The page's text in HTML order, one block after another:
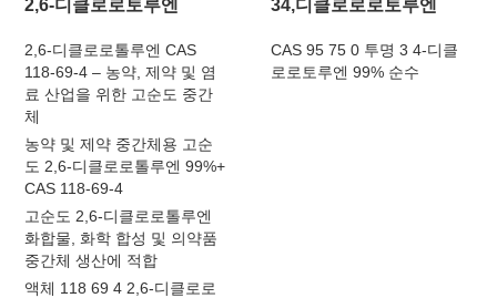
2,6-디클로로토루엔
2,6-디클로로톨루엔 CAS
118-69-4 – 농약, 제약 및 염
료 산업을 위한 고순도 중간
체
농약 및 제약 중간체용 고순
도 2,6-디클로로톨루엔 99%+
CAS 118-69-4
고순도 2,6-디클로로톨루엔
화합물, 화학 합성 및 의약품
중간체 생산에 적합
액체 118 69 4 2,6-디클로로
34,디클로로로토루엔
CAS 95 75 0 투명 3 4-디클
로로토루엔 99% 순수